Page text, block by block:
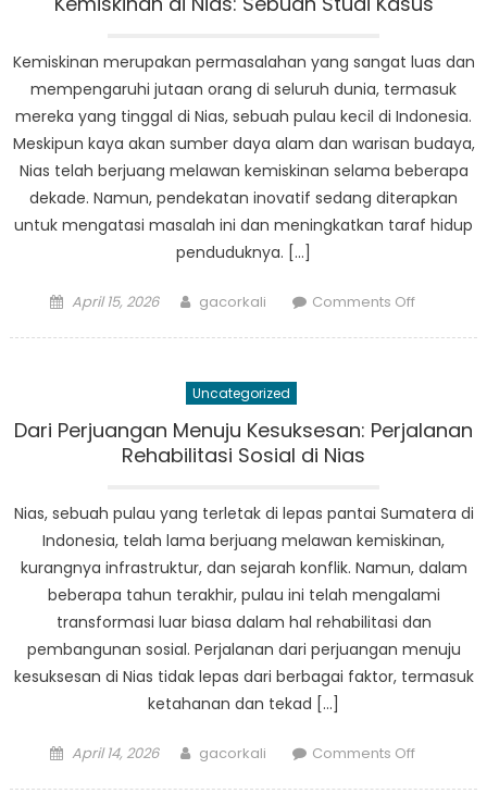
Kemiskinan merupakan permasalahan yang sangat luas dan
mempengaruhi jutaan orang di seluruh dunia, termasuk
mereka yang tinggal di Nias, sebuah pulau kecil di Indonesia.
Meskipun kaya akan sumber daya alam dan warisan budaya,
Nias telah berjuang melawan kemiskinan selama beberapa
dekade. Namun, pendekatan inovatif sedang diterapkan
untuk mengatasi masalah ini dan meningkatkan taraf hidup
penduduknya. […]
Posted
April 15, 2026 Author
gacorkali Comments Offon
Studi
Kasus
Uncategorized
Dari Perjuangan Menuju Kesuksesan: Perjalanan
Rehabilitasi Sosial di Nias
Nias, sebuah pulau yang terletak di lepas pantai Sumatera di
Indonesia, telah lama berjuang melawan kemiskinan,
kurangnya infrastruktur, dan sejarah konflik. Namun, dalam
beberapa tahun terakhir, pulau ini telah mengalami
transformasi luar biasa dalam hal rehabilitasi dan
pembangunan sosial. Perjalanan dari perjuangan menuju
kesuksesan di Nias tidak lepas dari berbagai faktor, termasuk
ketahanan dan tekad […]
Posted
April 14, 2026 Author
gacorkali Comments Offon